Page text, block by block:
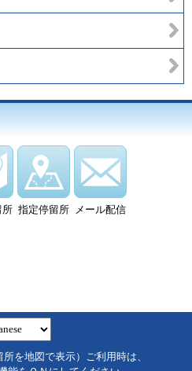
所 指定停留所 メール配信
を地図で表示）ご利用時は、